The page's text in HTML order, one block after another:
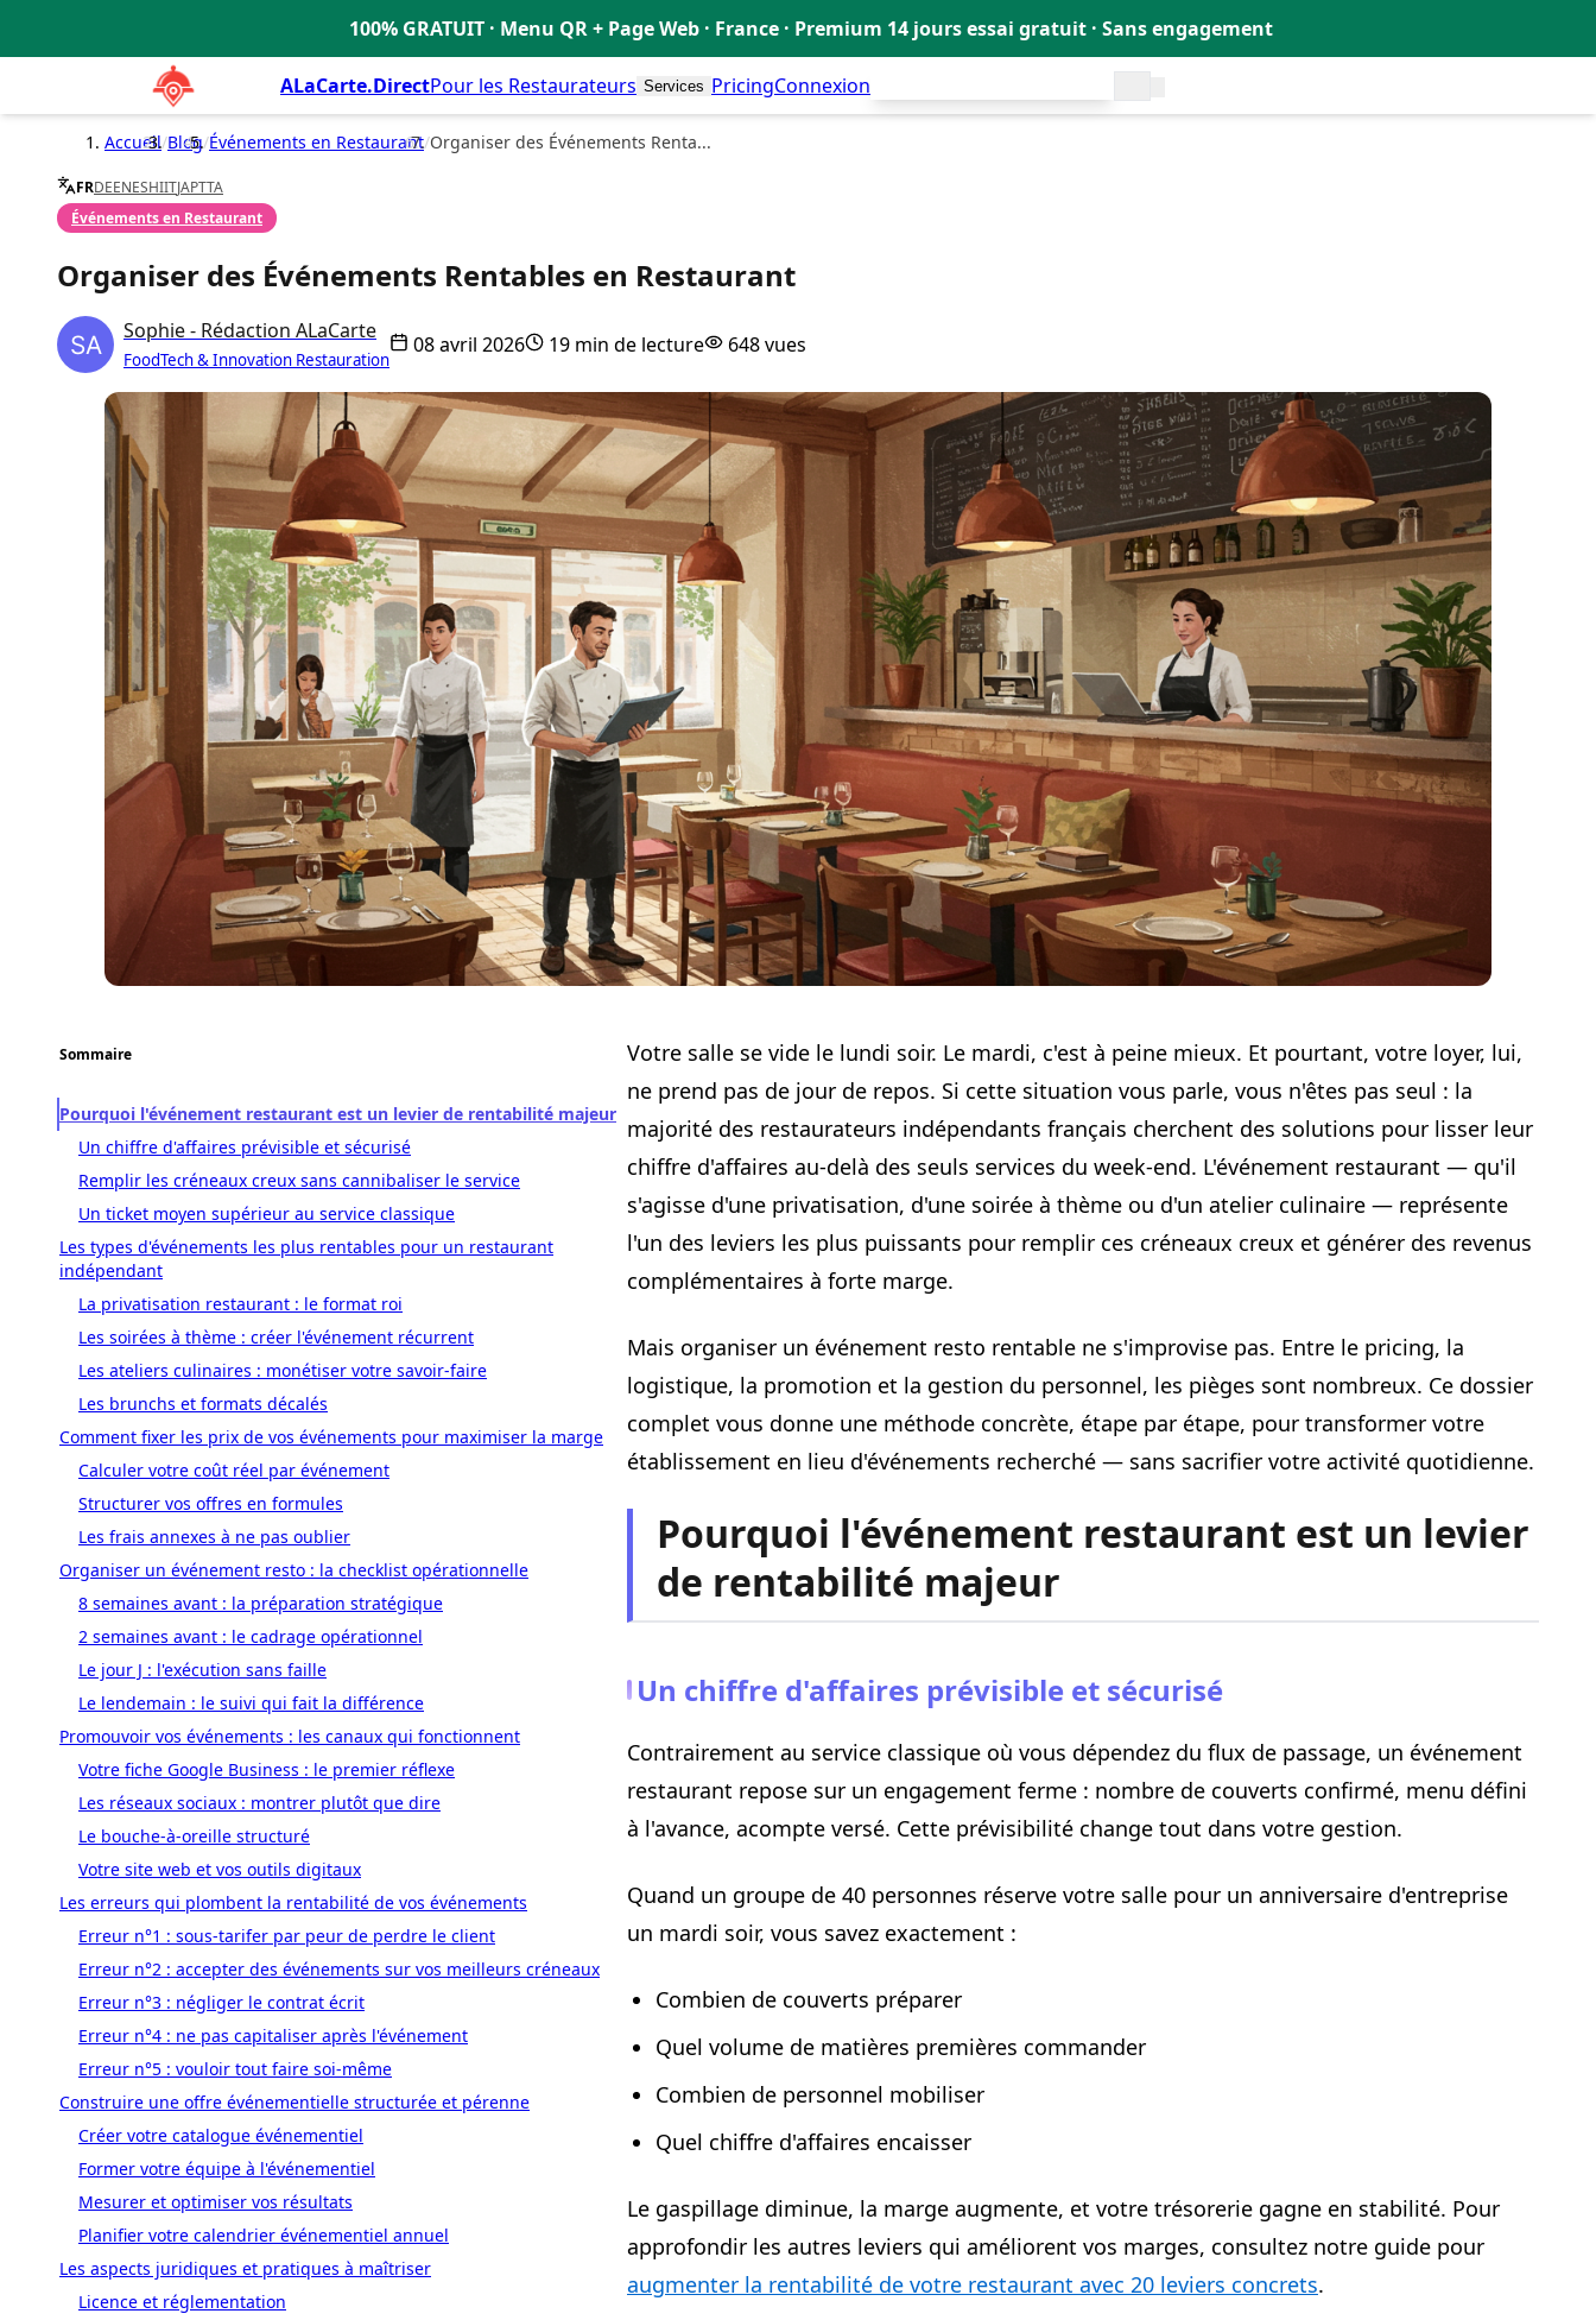
100% GRATUIT · Menu QR + Page Web · France · Premium 14 jours essai gratuit · Sans engagement
ALaCarte.DirectPour les Restaurateurs Services PricingConnexion
Accueil/Blog/Événements en Restaurant/Organiser des Événements Renta...
FRDEENESHIITJAPTTA
Événements en Restaurant
Organiser des Événements Rentables en Restaurant
Sophie - Rédaction ALaCarte
FoodTech & Innovation Restauration
08 avril 2026 19 min de lecture 648 vues
Sommaire
Pourquoi l'événement restaurant est un levier de rentabilité majeur
Un chiffre d'affaires prévisible et sécurisé
Remplir les créneaux creux sans cannibaliser le service
Un ticket moyen supérieur au service classique
Les types d'événements les plus rentables pour un restaurant
indépendant
La privatisation restaurant : le format roi
Les soirées à thème : créer l'événement récurrent
Les ateliers culinaires : monétiser votre savoir-faire
Les brunchs et formats décalés
Comment fixer les prix de vos événements pour maximiser la marge
Calculer votre coût réel par événement
Structurer vos offres en formules
Les frais annexes à ne pas oublier
Organiser un événement resto : la checklist opérationnelle
8 semaines avant : la préparation stratégique
2 semaines avant : le cadrage opérationnel
Le jour J : l'exécution sans faille
Le lendemain : le suivi qui fait la différence
Promouvoir vos événements : les canaux qui fonctionnent
Votre fiche Google Business : le premier réflexe
Les réseaux sociaux : montrer plutôt que dire
Le bouche-à-oreille structuré
Votre site web et vos outils digitaux
Les erreurs qui plombent la rentabilité de vos événements
Erreur n°1 : sous-tarifer par peur de perdre le client
Erreur n°2 : accepter des événements sur vos meilleurs créneaux
Erreur n°3 : négliger le contrat écrit
Erreur n°4 : ne pas capitaliser après l'événement
Erreur n°5 : vouloir tout faire soi-même
Construire une offre événementielle structurée et pérenne
Créer votre catalogue événementiel
Former votre équipe à l'événementiel
Mesurer et optimiser vos résultats
Planifier votre calendrier événementiel annuel
Les aspects juridiques et pratiques à maîtriser
Licence et réglementation
Votre salle se vide le lundi soir. Le mardi, c'est à peine mieux. Et pourtant, votre loyer, lui,
ne prend pas de jour de repos. Si cette situation vous parle, vous n'êtes pas seul : la
majorité des restaurateurs indépendants français cherchent des solutions pour lisser leur
chiffre d'affaires au-delà des seuls services du week-end. L'événement restaurant — qu'il
s'agisse d'une privatisation, d'une soirée à thème ou d'un atelier culinaire — représente
l'un des leviers les plus puissants pour remplir ces créneaux creux et générer des revenus
complémentaires à forte marge.
Mais organiser un événement resto rentable ne s'improvise pas. Entre le pricing, la
logistique, la promotion et la gestion du personnel, les pièges sont nombreux. Ce dossier
complet vous donne une méthode concrète, étape par étape, pour transformer votre
établissement en lieu d'événements recherché — sans sacrifier votre activité quotidienne.
Pourquoi l'événement restaurant est un levier
de rentabilité majeur
Un chiffre d'affaires prévisible et sécurisé
Contrairement au service classique où vous dépendez du flux de passage, un événement
restaurant repose sur un engagement ferme : nombre de couverts confirmé, menu défini
à l'avance, acompte versé. Cette prévisibilité change tout dans votre gestion.
Quand un groupe de 40 personnes réserve votre salle pour un anniversaire d'entreprise
un mardi soir, vous savez exactement :
Combien de couverts préparer
Quel volume de matières premières commander
Combien de personnel mobiliser
Quel chiffre d'affaires encaisser
Le gaspillage diminue, la marge augmente, et votre trésorerie gagne en stabilité. Pour
approfondir les autres leviers qui améliorent vos marges, consultez notre guide pour
augmenter la rentabilité de votre restaurant avec 20 leviers concrets.